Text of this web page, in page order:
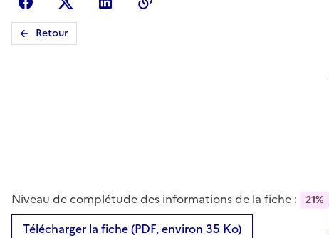
Retour
Niveau de complétude des informations de la fiche : 21%
Télécharger la fiche (PDF, environ 35 Ko)